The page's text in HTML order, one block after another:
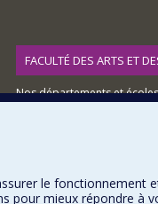
FACULTÉ DES ARTS ET
Nos départements et
le fonctionnement
pour mieux répondre à